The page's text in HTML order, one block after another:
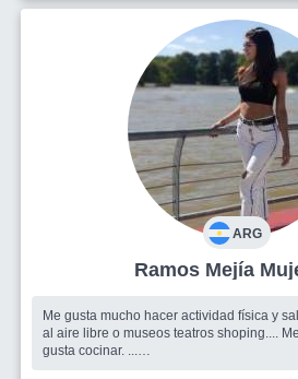
ARG
Ramos
Me gusta mucho hacer actividad física y
al aire libre o museos teatros shoping....
gusta cocinar. ...